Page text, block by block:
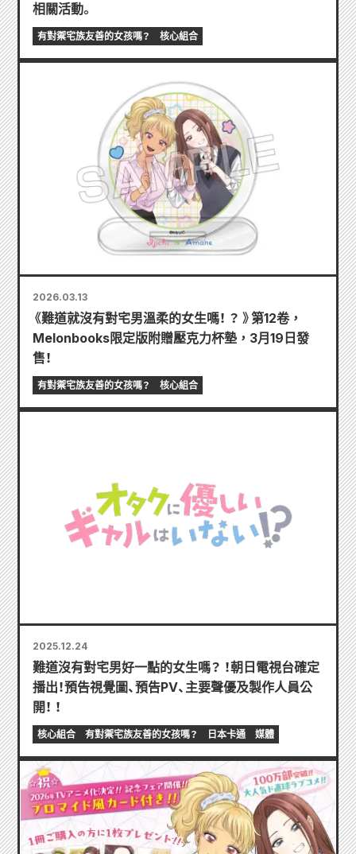
相關活動。
有對禦宅族友善的女孩嗎？ 核心組合
2026.03.13
《難道就沒有對宅男溫柔的女生嗎！ ？ 》第12卷，
Melonbooks限定版附贈壓克力杯墊，3月19日發
售！
有對禦宅族友善的女孩嗎？ 核心組合
2025.12.24
難道沒有對宅男好一點的女生嗎？ ！朝日電視台確定
播出！預告視覺圖、預告PV、主要聲優及製作人員公
開！ ！
核心組合 有對禦宅族友善的女孩嗎？ 日本卡通 媒體